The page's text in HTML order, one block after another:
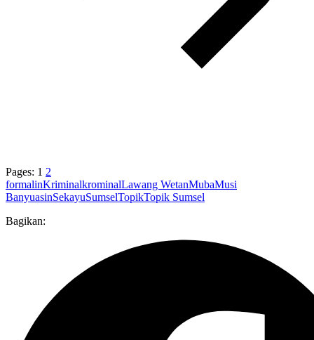
Pages: 1 2
formalinKriminalkrominalLawang WetanMubaMusi
BanyuasinSekayuSumselTopikTopik Sumsel
Bagikan: